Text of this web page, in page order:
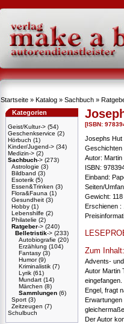
Startseite » Katalog » Sachbuch »
Kategorien
Geist/Kultur-> (54)
Geschenkservice (2)
Hörbuch (1)
Kinder/Jugend-> (34)
Medizin-> (2)
Sachbuch-> (273)
Astrologie (3)
Bildband (3)
Esoterik (5)
Essen&Trinken (3)
Flora&Fauna (1)
Gesundheit (3)
Hobby (1)
Lebenshilfe (2)
Philatelie (2)
Ratgeber-> (240)
Belletristik-> (233)
Autobiografie (20)
Erzählung (104)
Fantasy (3)
Humor(9)
Kriminalistik (7)
Lyrik (61)
Mundart (14)
Märchen (8)
Sammlungen (6)
Sport (3)
Zeitzeugen (7)
Schulbuch
[ISBN:
Josephs Hut
Geschichten
Autor: Martin
ISBN:
Einband:
Seiten/
Gewicht:
Erschienen :
Zum Inhalt:
Advents-
Autor Martin
Engel, fragt
Der Autor